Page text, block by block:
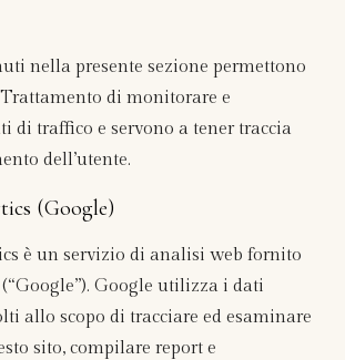
nella presente sezione permettono
di monitorare e
di traffico e servono a tener traccia
dell’utente.
(Google)
è un servizio di analisi web fornito
Google utilizza i dati
allo scopo di tracciare ed esaminare
sito, compilare report e